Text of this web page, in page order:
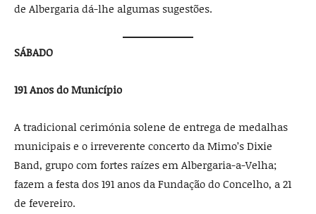
de Albergaria dá-lhe algumas sugestões.
SÁBADO
191 Anos do Município
A tradicional cerimónia solene de entrega de medalhas
municipais e o irreverente concerto da Mimo’s Dixie
Band, grupo com fortes raízes em Albergaria-a-Velha;
fazem a festa dos 191 anos da Fundação do Concelho, a 21
de fevereiro.